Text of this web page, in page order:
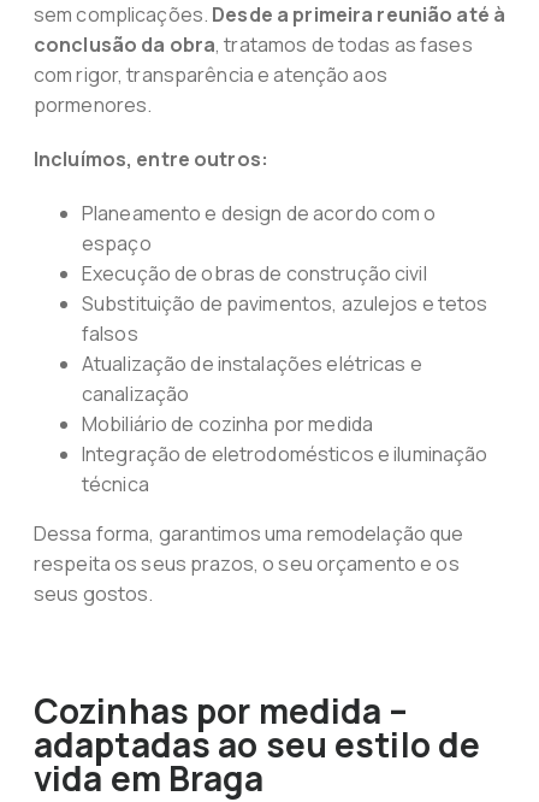
sem complicações. Desde a primeira reunião até à
conclusão da obra, tratamos de todas as fases
com rigor, transparência e atenção aos
pormenores.
Incluímos, entre outros:
Planeamento e design de acordo com o
espaço
Execução de obras de construção civil
Substituição de pavimentos, azulejos e tetos
falsos
Atualização de instalações elétricas e
canalização
Mobiliário de cozinha por medida
Integração de eletrodomésticos e iluminação
técnica
Dessa forma, garantimos uma remodelação que
respeita os seus prazos, o seu orçamento e os
seus gostos.
Cozinhas por medida –
adaptadas ao seu estilo de
vida em Braga